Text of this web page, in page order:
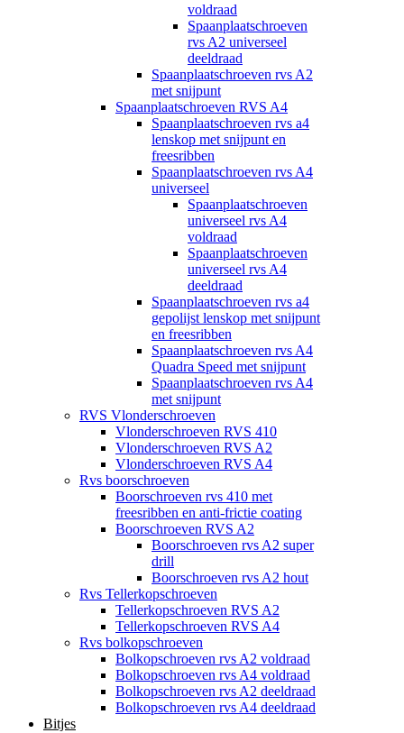
voldraad
Spaanplaatschroeven
rvs A2 universeel
deeldraad
Spaanplaatschroeven rvs A2
met snijpunt
Spaanplaatschroeven RVS A4
Spaanplaatschroeven rvs a4
lenskop met snijpunt en
freesribben
Spaanplaatschroeven rvs A4
universeel
Spaanplaatschroeven
universeel rvs A4
voldraad
Spaanplaatschroeven
universeel rvs A4
deeldraad
Spaanplaatschroeven rvs a4
gepolijst lenskop met snijpunt
en freesribben
Spaanplaatschroeven rvs A4
Quadra Speed met snijpunt
Spaanplaatschroeven rvs A4
met snijpunt
RVS Vlonderschroeven
Vlonderschroeven RVS 410
Vlonderschroeven RVS A2
Vlonderschroeven RVS A4
Rvs boorschroeven
Boorschroeven rvs 410 met
freesribben en anti-frictie coating
Boorschroeven RVS A2
Boorschroeven rvs A2 super
drill
Boorschroeven rvs A2 hout
Rvs Tellerkopschroeven
Tellerkopschroeven RVS A2
Tellerkopschroeven RVS A4
Rvs bolkopschroeven
Bolkopschroeven rvs A2 voldraad
Bolkopschroeven rvs A4 voldraad
Bolkopschroeven rvs A2 deeldraad
Bolkopschroeven rvs A4 deeldraad
Bitjes